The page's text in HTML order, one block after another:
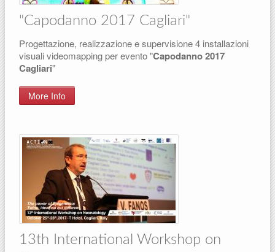
"Capodanno 2017 Cagliari"
Progettazione, realizzazione e supervisione 4 installazioni
visuali videomapping per evento "Capodanno 2017
Cagliari"
More Info
13th International Workshop on